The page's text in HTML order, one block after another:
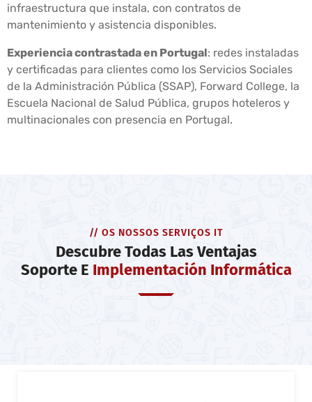
infraestructura que instala, con contratos de
mantenimiento y asistencia disponibles.
Experiencia contrastada en Portugal: redes instaladas
y certificadas para clientes como los Servicios Sociales
de la Administración Pública (SSAP), Forward College, la
Escuela Nacional de Salud Pública, grupos hoteleros y
multinacionales con presencia en Portugal.
// OS NOSSOS SERVIÇOS IT
Descubre Todas Las Ventajas
Soporte E Implementación Informática